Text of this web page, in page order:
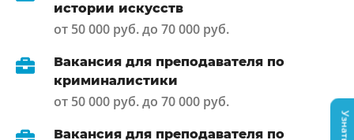
истории искусств
от 50 000 руб. до 70 000 руб.
Вакансия для преподавателя по
криминалистики
от 50 000 руб. до 70 000 руб.
Вакансия для преподавателя по